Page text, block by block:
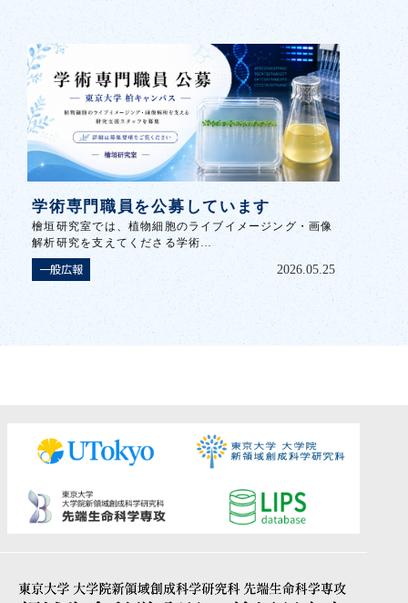
学術専門職員を公募しています
檜垣研究室では、植物細胞のライブイメージング・画像
解析研究を支えてくださる学術…
一般広報 2026.05.25